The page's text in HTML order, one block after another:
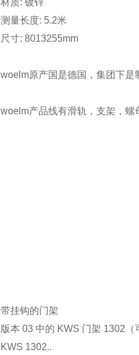
材质: 镀锌
测量长度: 5.2米
尺寸: 8013255mm
woelm原产国是德国，集团下
woelm产品线有滑轨，支架，
带挂钩的门架
版本 03 中的 KWS 门架 1302（
KWS 1302..